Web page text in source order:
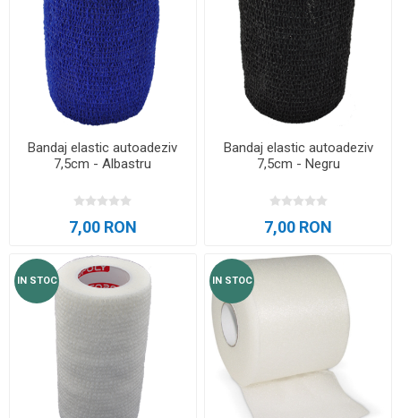
Bandaj elastic autoadeziv
7,5cm - Albastru
7,00 RON
Bandaj elastic autoadeziv
7,5cm - Negru
7,00 RON
IN STOC IN STOC